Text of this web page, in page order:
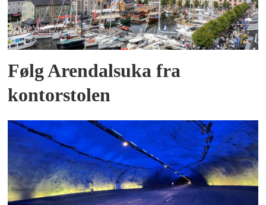
Følg Arendalsuka fra
kontorstolen